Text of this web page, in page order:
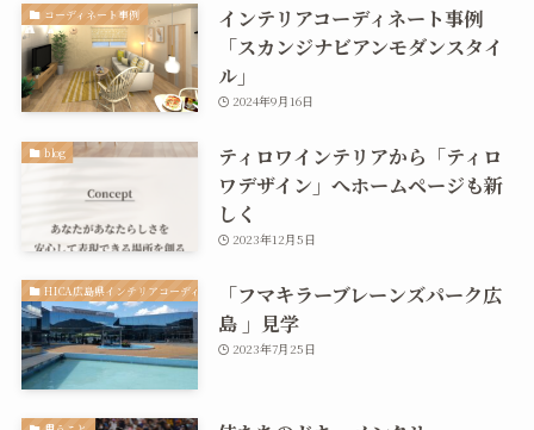
コーディネート事例
インテリアコーディネート事例
「スカンジナビアンモダンスタイ
ル」
2024年9月16日
blog
ティロワインテリアから「ティロ
ワデザイン」へホームページも新
しく
2023年12月5日
HICA広島県インテリアコーディネーター協会「フマキラーブレーンズパーク広
島 」見学
2023年7月25日